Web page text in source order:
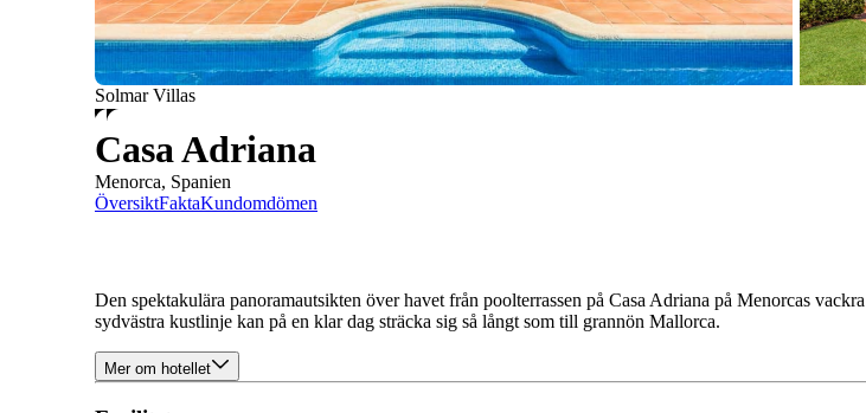
Solmar Villas
Casa Adriana
Menorca, Spanien
ÖversiktFaktaKundomdömen
Den spektakulära panoramautsikten över havet från poolterrassen på Casa Adriana på Menorcas vackra
sydvästra kustlinje kan på en klar dag sträcka sig så långt som till grannön Mallorca.
Mer om hotellet